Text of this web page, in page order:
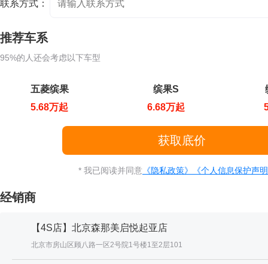
联系方式：
推荐车系
95%的人还会考虑以下车型
五菱缤果
5.68万起
缤果S
6.68万起
* 我已阅读并同意 《隐私政策》 《个人信息保护声
经销商
【4S店】北京森那美启悦起亚店
北京市房山区顾八路一区2号院1号楼1至2层101